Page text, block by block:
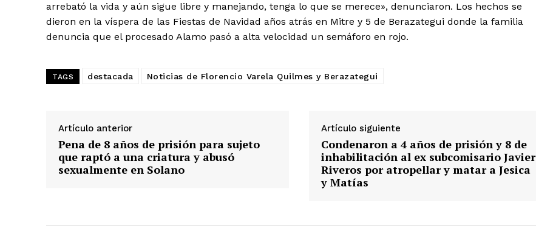
arrebató la vida y aún sigue libre y manejando, tenga lo que se merece», denunciaron. Los hechos se
dieron en la víspera de las Fiestas de Navidad años atrás en Mitre y 5 de Berazategui donde la familia
denuncia que el procesado Alamo pasó a alta velocidad un semáforo en rojo.
TAGS destacada Noticias de Florencio Varela Quilmes y Berazategui
Artículo anterior
Pena de 8 años de prisión para sujeto
que raptó a una criatura y abusó
sexualmente en Solano
Artículo siguiente
Condenaron a 4 años de prisión y 8 de
inhabilitación al ex subcomisario Javier
Riveros por atropellar y matar a Jesica
y Matías